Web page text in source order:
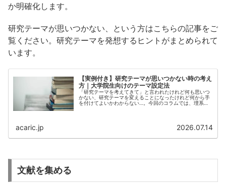
か明確化します。
研究テーマが思いつかない、という方はこちらの記事をご
覧ください。研究テーマを発想するヒントがまとめられて
います。
【実例付き】研究テーマが思いつかない時の考え
方｜大学院生向けのテーマ設定法
「研究テーマを考えてきて」と言われたけれど何も思いつ
かない、研究テーマを変えることになったけれど何から手
を付けてよいかわからない…。今回のコラムでは、理系大
acaric.jp 2026.07.14
文献を集める